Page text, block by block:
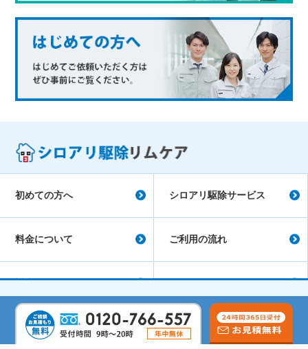
初めての方へ シロアリ駆除サービス
料金について ご利用の流れ
対応エリア シロアリ駆除コラム
会社概要 よくあるご質問